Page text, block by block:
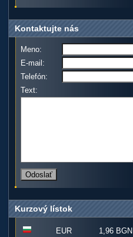
Kontaktujte nás
Meno:
E-mail:
Telefón:
Text:
Kurzový lístok
EUR
1,96 BGN